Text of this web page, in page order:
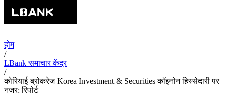
होम
/
LBank समाचार केंद्र
/
कोरियाई ब्रोकरेज Korea Investment & Securities कॉइनोन हिस्सेदारी पर
नजर: रिपोर्ट